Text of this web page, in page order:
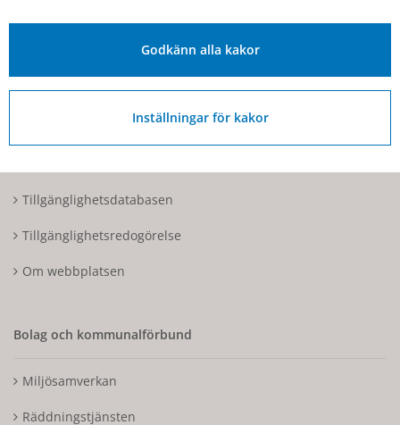
Organisationsnummer: 212000-1728
Om Hjo och webbplatsen
Tillgänglighetsdatabasen
Tillgänglighetsredogörelse
Om webbplatsen
Bolag och kommunalförbund
Miljösamverkan
Räddningstjänsten
Godkänn alla kakor
Inställningar för kakor